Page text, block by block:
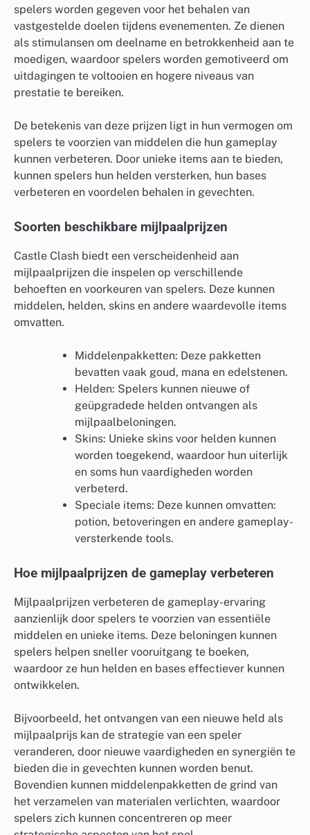
spelers worden gegeven voor het behalen van
vastgestelde doelen tijdens evenementen. Ze dienen
als stimulansen om deelname en betrokkenheid aan te
moedigen, waardoor spelers worden gemotiveerd om
uitdagingen te voltooien en hogere niveaus van
prestatie te bereiken.
De betekenis van deze prijzen ligt in hun vermogen om
spelers te voorzien van middelen die hun gameplay
kunnen verbeteren. Door unieke items aan te bieden,
kunnen spelers hun helden versterken, hun bases
verbeteren en voordelen behalen in gevechten.
Soorten beschikbare mijlpaalprijzen
Castle Clash biedt een verscheidenheid aan
mijlpaalprijzen die inspelen op verschillende
behoeften en voorkeuren van spelers. Deze kunnen
middelen, helden, skins en andere waardevolle items
omvatten.
Middelenpakketten: Deze pakketten
bevatten vaak goud, mana en edelstenen.
Helden: Spelers kunnen nieuwe of
geüpgradede helden ontvangen als
mijlpaalbeloningen.
Skins: Unieke skins voor helden kunnen
worden toegekend, waardoor hun uiterlijk
en soms hun vaardigheden worden
verbeterd.
Speciale items: Deze kunnen omvatten:
potion, betoveringen en andere gameplay-
versterkende tools.
Hoe mijlpaalprijzen de gameplay verbeteren
Mijlpaalprijzen verbeteren de gameplay-ervaring
aanzienlijk door spelers te voorzien van essentiële
middelen en unieke items. Deze beloningen kunnen
spelers helpen sneller vooruitgang te boeken,
waardoor ze hun helden en bases effectiever kunnen
ontwikkelen.
Bijvoorbeeld, het ontvangen van een nieuwe held als
mijlpaalprijs kan de strategie van een speler
veranderen, door nieuwe vaardigheden en synergiën te
bieden die in gevechten kunnen worden benut.
Bovendien kunnen middelenpakketten de grind van
het verzamelen van materialen verlichten, waardoor
spelers zich kunnen concentreren op meer